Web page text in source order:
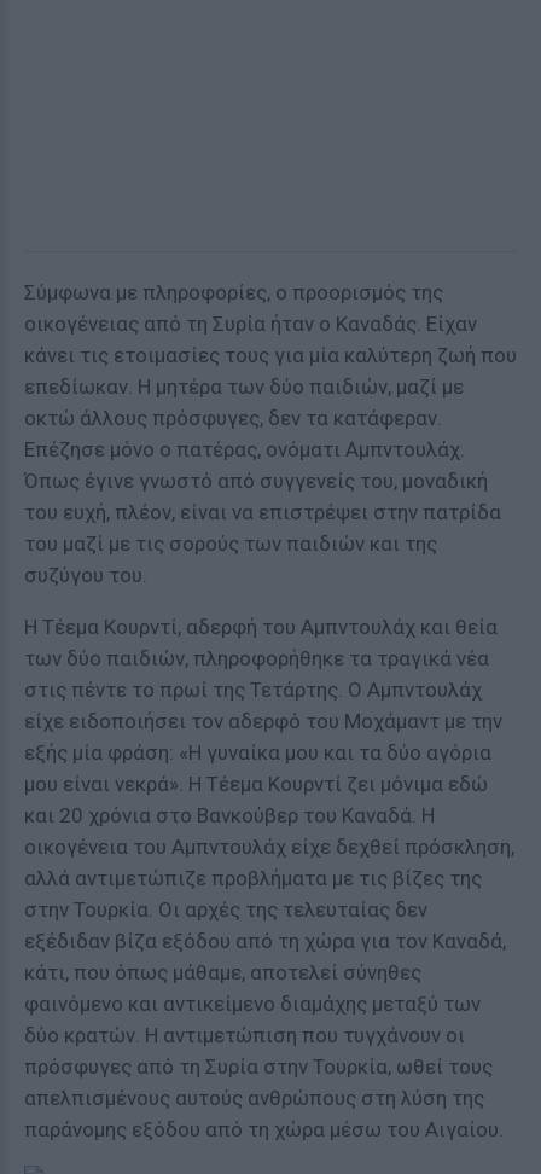
Σύμφωνα με πληροφορίες, ο προορισμός της
οικογένειας από τη Συρία ήταν ο Καναδάς. Είχαν
κάνει τις ετοιμασίες τους για μία καλύτερη ζωή που
επεδίωκαν. Η μητέρα των δύο παιδιών, μαζί με
οκτώ άλλους πρόσφυγες, δεν τα κατάφεραν.
Επέζησε μόνο ο πατέρας, ονόματι Αμπντουλάχ.
Όπως έγινε γνωστό από συγγενείς του, μοναδική
του ευχή, πλέον, είναι να επιστρέψει στην πατρίδα
του μαζί με τις σορούς των παιδιών και της
συζύγου του.
Η Τέεμα Κουρντί, αδερφή του Αμπντουλάχ και θεία
των δύο παιδιών, πληροφορήθηκε τα τραγικά νέα
στις πέντε το πρωί της Τετάρτης. Ο Αμπντουλάχ
είχε ειδοποιήσει τον αδερφό του Μοχάμαντ με την
εξής μία φράση: «Η γυναίκα μου και τα δύο αγόρια
μου είναι νεκρά». Η Τέεμα Κουρντί ζει μόνιμα εδώ
και 20 χρόνια στο Βανκούβερ του Καναδά. Η
οικογένεια του Αμπντουλάχ είχε δεχθεί πρόσκληση,
αλλά αντιμετώπιζε προβλήματα με τις βίζες της
στην Τουρκία. Οι αρχές της τελευταίας δεν
εξέδιδαν βίζα εξόδου από τη χώρα για τον Καναδά,
κάτι, που όπως μάθαμε, αποτελεί σύνηθες
φαινόμενο και αντικείμενο διαμάχης μεταξύ των
δύο κρατών. Η αντιμετώπιση που τυγχάνουν οι
πρόσφυγες από τη Συρία στην Τουρκία, ωθεί τους
απελπισμένους αυτούς ανθρώπους στη λύση της
παράνομης εξόδου από τη χώρα μέσω του Αιγαίου.